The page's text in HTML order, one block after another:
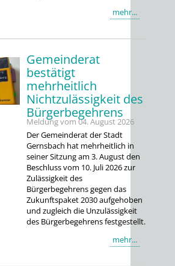
mehr...
Gemeinderat
bestätigt
mehrheitlich
Nichtzulässigkeit des
Bürgerbegehrens
Meldung vom 04. August 2026
Der Gemeinderat der Stadt
Gernsbach hat mehrheitlich in
seiner Sitzung am 3. August den
Beschluss vom 10. Juli 2026 zur
Zulässigkeit des
Bürgerbegehrens gegen das
Zukunftspaket 2030 aufgehoben
und zugleich die Unzulässigkeit
des Bürgerbegehrens festgestellt.
mehr...